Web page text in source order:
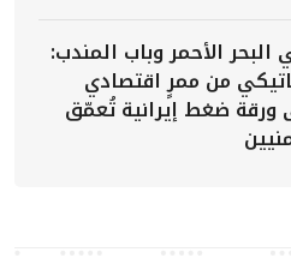
البحر الأحمر وباب المندب:
من ممرٍ اقتصادي
ورقة ضغط إيرانية تُعمّق